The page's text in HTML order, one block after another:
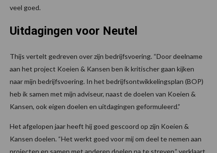
veel goed.
Uitdagingen voor Neutel
Thijs vertelt gedreven over zijn bedrijfsvoering. “Door deelname
aan het project Koeien & Kansen ben ik kritischer gaan kijken
naar mijn bedrijfsvoering. In het bedrijfsontwikkelingsplan (BOP)
heb ik samen met mijn adviseur, naast de doelen van Koeien &
Kansen, ook eigen doelen en uitdagingen geformuleerd.”
Het afgelopen jaar heeft hij goed gescoord op zijn Koeien &
Kansen doelen. “Het werkt goed voor mij om deel te nemen aan